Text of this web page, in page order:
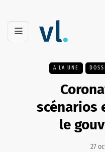
A LA UNE
scénarios
le
27